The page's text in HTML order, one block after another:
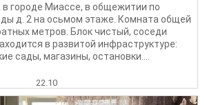
в городе Миассе, в общежитии по
д. 2 на осьмом этаже. Комната общей
метров. Блок чистый, соседи
в развитой инфраструктуре:
сады, магазины, остановки....
22.10